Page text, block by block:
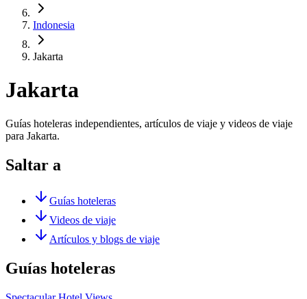
Indonesia
Jakarta
Jakarta
Guías hoteleras independientes, artículos de viaje y videos de viaje
para Jakarta.
Saltar a
Guías hoteleras
Videos de viaje
Artículos y blogs de viaje
Guías hoteleras